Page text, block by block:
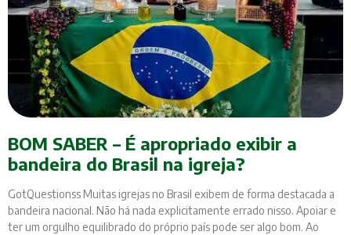
BOM SABER – É apropriado exibir a
bandeira do Brasil na igreja?
GotQuestionss Muitas igrejas no Brasil exibem de forma destacada a
bandeira nacional. Não há nada explicitamente errado nisso. Apoiar e
ter um orgulho equilibrado do próprio país pode ser algo bom. Ao